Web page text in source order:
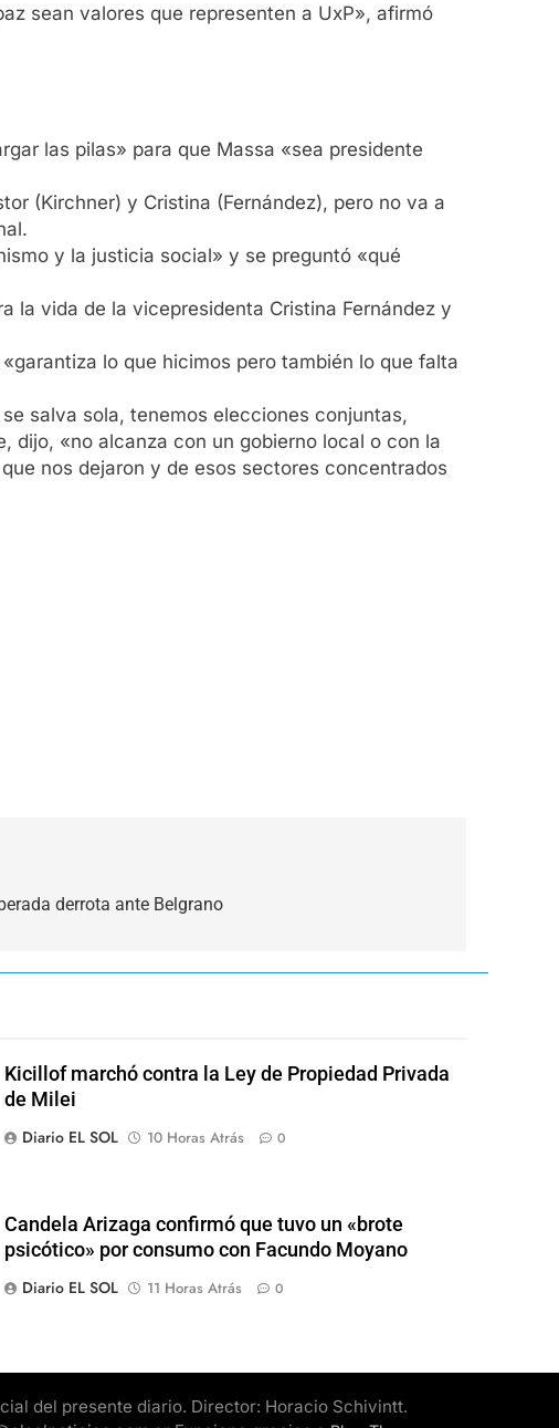
sean valores que representen a UxP», afirmó
las pilas» para que Massa «sea presidente
(Kirchner) y Cristina (Fernández), pero no va a
y la justicia social» y se preguntó «qué
la vida de la vicepresidenta Cristina Fernández y
lo que hicimos pero también lo que falta
salva sola, tenemos elecciones conjuntas,
dijo, «no alcanza con un gobierno local o con la
nos dejaron y de esos sectores concentrados
derrota ante Belgrano
Kicillof marchó contra la Ley de Propiedad Privada
de Milei
Diario EL SOL
10 Horas Atrás 0
Candela Arizaga confirmó que tuvo un «brote
psicótico» por consumo con Facundo Moyano
Diario EL SOL
11 Horas Atrás 0
del presente diario. Director: Horacio Schivintt.